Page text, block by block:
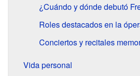
¿Cuándo y dónde debutó
Roles destacados en la
Conciertos y recitales
Vida personal